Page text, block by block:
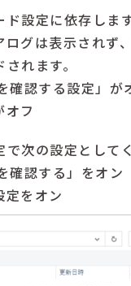
設定に依存します
グは表示されず
れます。
確認する設定」が
フ
次の設定として
確認する」をオン
をオン